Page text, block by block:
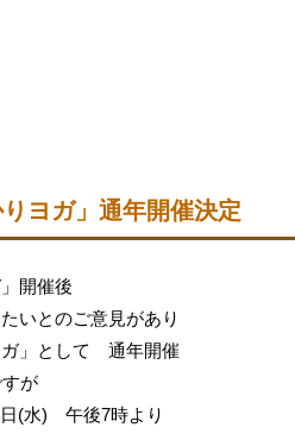
りヨガ」通年開催決定
開催後
いとのご意見があり
ガ」として 通年開催
が
(水) 午後7時より